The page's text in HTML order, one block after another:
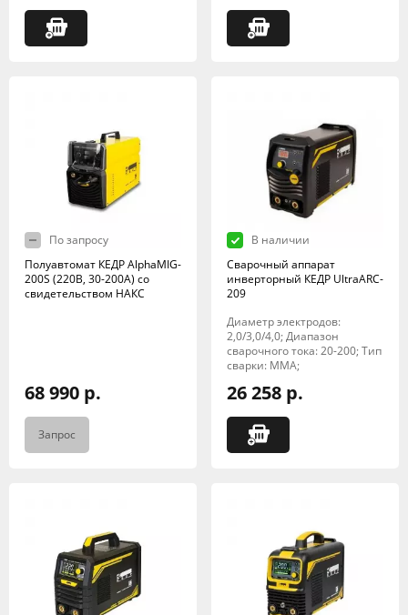
По запросу
Полуавтомат КЕДР AlphaMIG-
200S (220В, 30-200А) со
свидетельством НАКС
68 990 р.
Запрос
В наличии
Сварочный аппарат
инверторный КЕДР UltraARC-
209
Диаметр электродов:
2,0/3,0/4,0; Диапазон
сварочного тока: 20-200; Тип
сварки: MMA;
26 258 р.